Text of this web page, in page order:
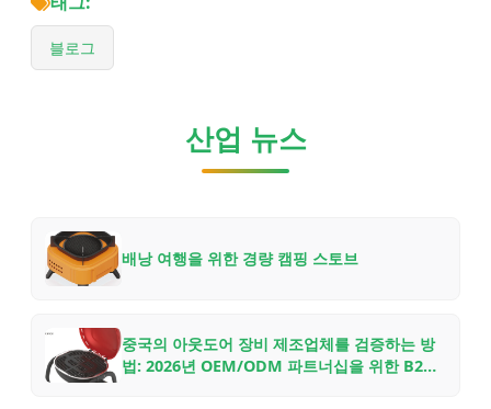
블로그
산업 뉴스
배낭 여행을 위한 경량 캠핑 스토브
중국의 아웃도어 장비 제조업체를 검증하는 방
법: 2026년 OEM/ODM 파트너십을 위한 B2B